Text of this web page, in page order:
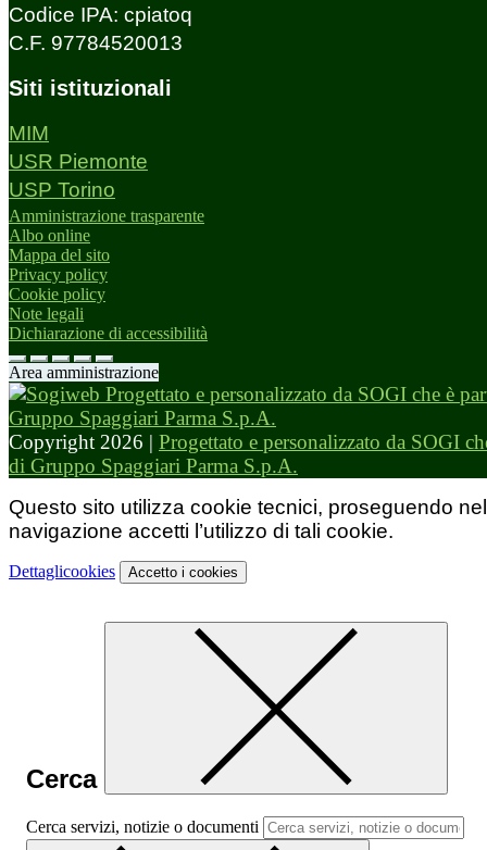
Codice IPA: cpiatoq
C.F. 97784520013
Siti istituzionali
MIM
USR Piemonte
USP Torino
Amministrazione trasparente
Albo online
Mappa del sito
Privacy policy
Cookie policy
Note legali
Dichiarazione di accessibilità
Area amministrazione
Copyright 2026 | Progettato e personalizzato da SOGI
di Gruppo Spaggiari Parma S.p.A.
Questo sito utilizza cookie tecnici, proseguendo
navigazione accetti l’utilizzo di tali cookie.
Dettaglicookies Accetto i cookies
Cerca
Cerca servizi, notizie o documenti